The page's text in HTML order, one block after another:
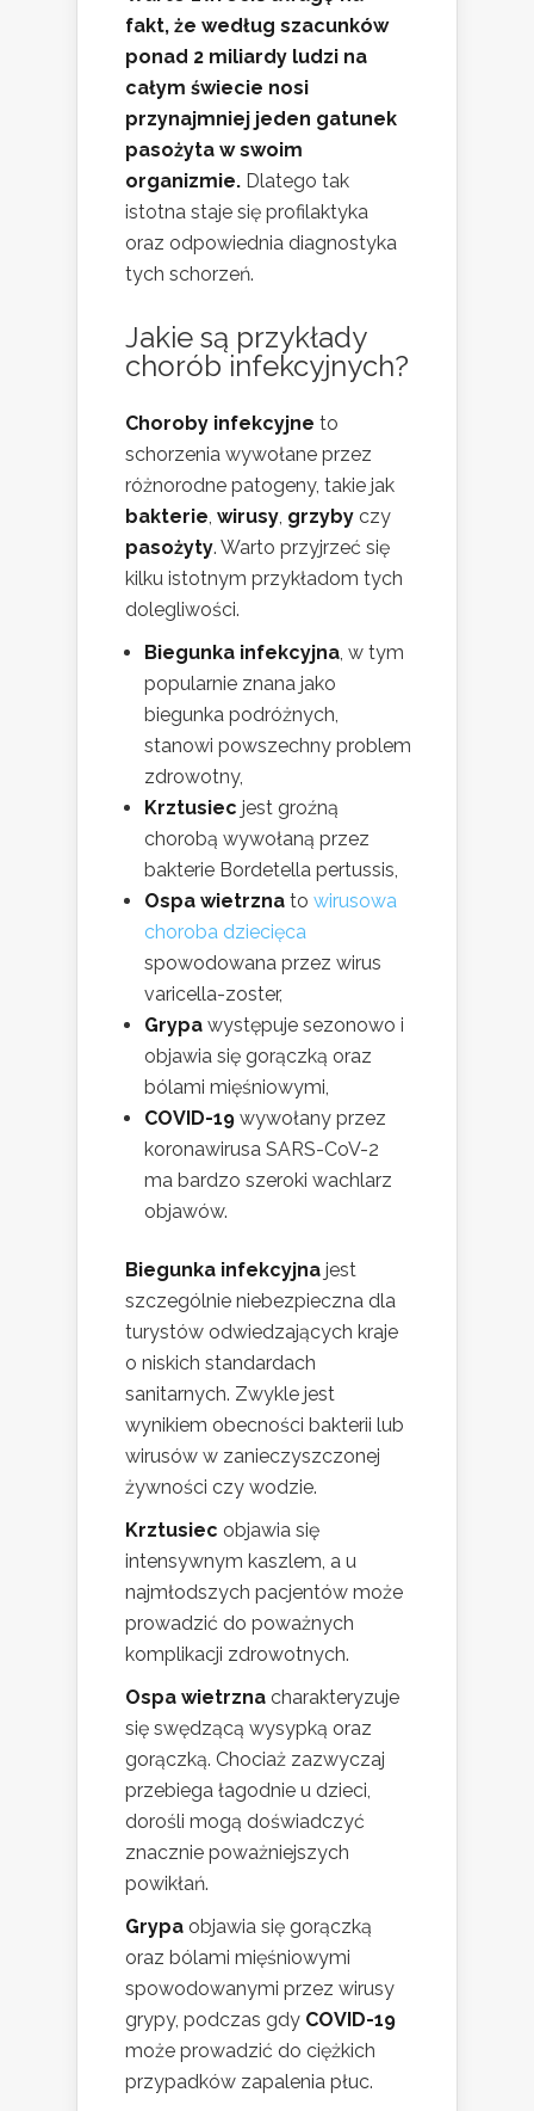
fakt, że według szacunków
ponad 2 miliardy ludzi na
całym świecie nosi
przynajmniej jeden gatunek
pasożyta w swoim
organizmie. Dlatego tak
istotna staje się profilaktyka
oraz odpowiednia diagnostyka
tych schorzeń.
Jakie są przykłady
chorób infekcyjnych?
Choroby infekcyjne to
schorzenia wywołane przez
różnorodne patogeny, takie jak
bakterie wirusy grzyby czy
pasożyty. Warto przyjrzeć się
kilku istotnym przykładom tych
dolegliwości.
Biegunka infekcyjna , w tym
popularnie znana jako
biegunka podróżnych,
stanowi powszechny problem
zdrowotny,
Krztusiec jest groźną
chorobą wywołaną przez
bakterie Bordetella pertussis,
Ospa wietrzna to wirusowa
choroba dziecięca
spowodowana przez wirus
varicella-zoster,
Grypa występuje sezonowo i
objawia się gorączką oraz
bólami mięśniowymi,
COVID-19 wywołany przez
koronawirusa SARS-CoV-2
ma bardzo szeroki wachlarz
objawów.
Biegunka infekcyjna jest
szczególnie niebezpieczna dla
turystów odwiedzających kraje
o niskich standardach
sanitarnych. Zwykle jest
wynikiem obecności bakterii lub
wirusów w zanieczyszczonej
żywności czy wodzie.
Krztusiec objawia się
intensywnym kaszlem, a u
najmłodszych pacjentów może
prowadzić do poważnych
komplikacji zdrowotnych.
Ospa wietrzna charakteryzuje
się swędzącą wysypką oraz
gorączką. Chociaż zazwyczaj
przebiega łagodnie u dzieci,
dorośli mogą doświadczyć
znacznie poważniejszych
powikłań.
Grypa objawia się gorączką
oraz bólami mięśniowymi
spowodowanymi przez wirusy
grypy, podczas gdy COVID-19
może prowadzić do ciężkich
przypadków zapalenia płuc.